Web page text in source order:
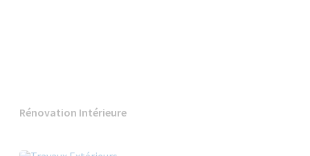
Rénovation Intérieure